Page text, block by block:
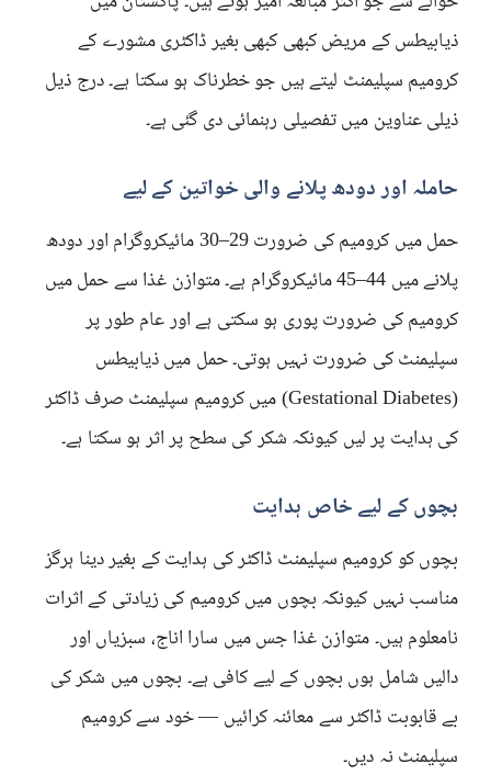
ذیابیطس کے مریض کبھی کبھی بغیر ڈاکٹری مشورے کے
کرومیم سپلیمنٹ لیتے ہیں جو خطرناک ہو سکتا ہے۔ درج ذیل
ذیلی عناوین میں تفصیلی رہنمائی دی گئی ہے۔
حاملہ اور دودھ پلانے والی خواتین کے لیے
حمل میں کرومیم کی ضرورت 29–30 مائیکروگرام اور دودھ
پلانے میں 44–45 مائیکروگرام ہے۔ متوازن غذا سے حمل میں
کرومیم کی ضرورت پوری ہو سکتی ہے اور عام طور پر
سپلیمنٹ کی ضرورت نہیں ہوتی۔ حمل میں ذیابیطس
(Gestational Diabetes) میں کرومیم سپلیمنٹ صرف ڈاکٹر
کی ہدایت پر لیں کیونکہ شکر کی سطح پر اثر ہو سکتا ہے۔
بچوں کے لیے خاص ہدایت
بچوں کو کرومیم سپلیمنٹ ڈاکٹر کی ہدایت کے بغیر دینا ہرگز
مناسب نہیں کیونکہ بچوں میں کرومیم کی زیادتی کے اثرات
نامعلوم ہیں۔ متوازن غذا جس میں سارا اناج، سبزیاں اور
دالیں شامل ہوں بچوں کے لیے کافی ہے۔ بچوں میں شکر کی
بے قابوبت ڈاکٹر سے معائنہ کرائیں — خود سے کرومیم
سپلیمنٹ نہ دیں۔